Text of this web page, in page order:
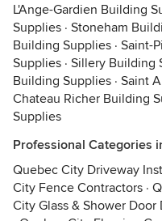
L'Ange-Gardien Building
Supplies · Stoneham
Building Supplies · Saint-
Supplies · Sillery Building
Building Supplies · Saint
Chateau Richer Building
Supplies
Professional Categories
Quebec City Driveway
City Fence Contractors ·
City Glass & Shower Door